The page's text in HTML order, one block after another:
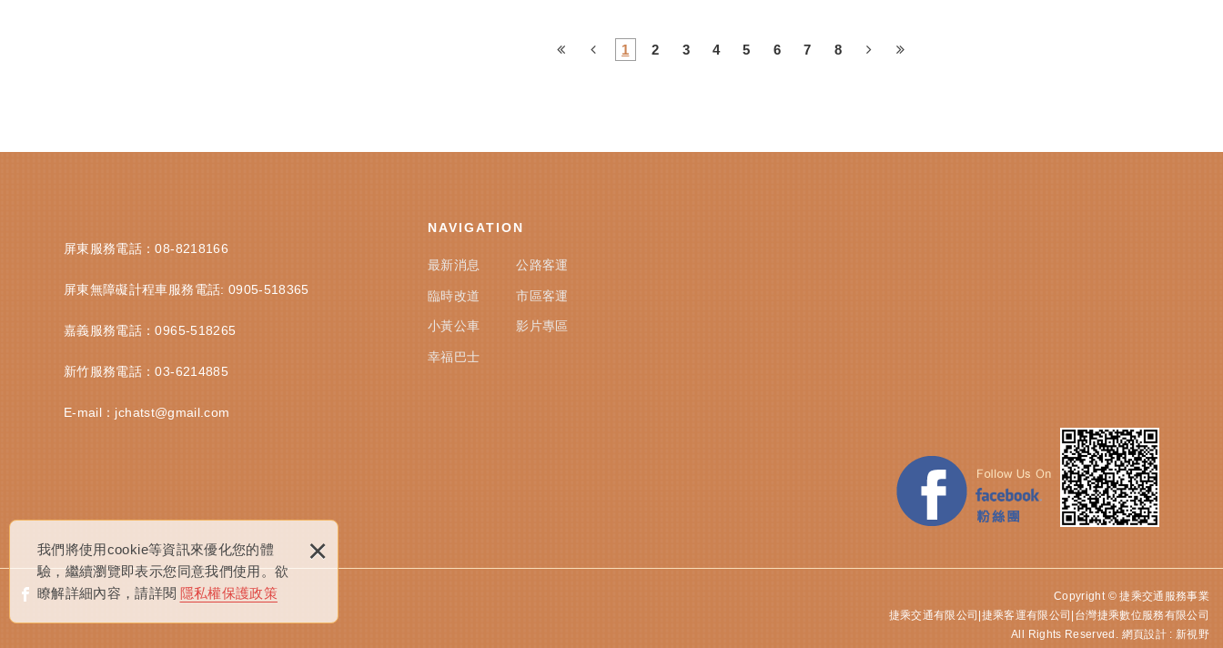
我們將使用cookie等資訊來優化您的體
驗，繼續瀏覽即表示您同意我們使用。欲
瞭解詳細內容，請詳閱 隱私權保護政策
×
1 2 3 4 5 6 7 8
屏東服務電話：08-8218166
屏東無障礙計程車服務電話: 0905-518365
嘉義服務電話：0965-518265
新竹服務電話：03-6214885
E-mail： jchatst@gmail.com
NAVIGATION
最新消息
臨時改道
小黃公車
幸福巴士
公路客運
市區客運
影片專區
Copyright © 捷乘交通服務事業
捷乘交通有限公司|捷乘客運有限公司|台灣捷乘數位服務有限公司
All Rights Reserved.
網頁設計 : 新視野